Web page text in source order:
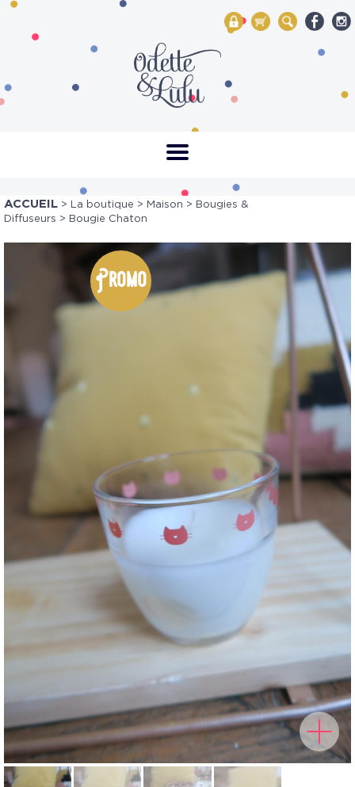
My Account
Mon panier
Rechercher
ACCUEIL > La boutique > Maison > Bougies &
Diffuseurs > Bougie Chaton
Promo